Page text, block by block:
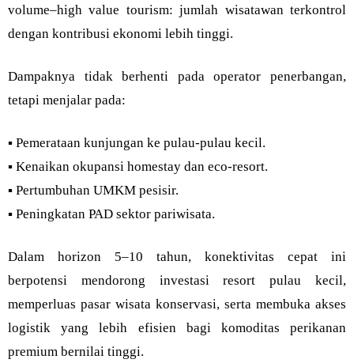
volume–high value tourism: jumlah wisatawan terkontrol
dengan kontribusi ekonomi lebih tinggi.
Dampaknya tidak berhenti pada operator penerbangan,
tetapi menjalar pada:
▪︎ Pemerataan kunjungan ke pulau-pulau kecil.
▪︎ Kenaikan okupansi homestay dan eco-resort.
▪︎ Pertumbuhan UMKM pesisir.
▪︎ Peningkatan PAD sektor pariwisata.
Dalam horizon 5–10 tahun, konektivitas cepat ini
berpotensi mendorong investasi resort pulau kecil,
memperluas pasar wisata konservasi, serta membuka akses
logistik yang lebih efisien bagi komoditas perikanan
premium bernilai tinggi.